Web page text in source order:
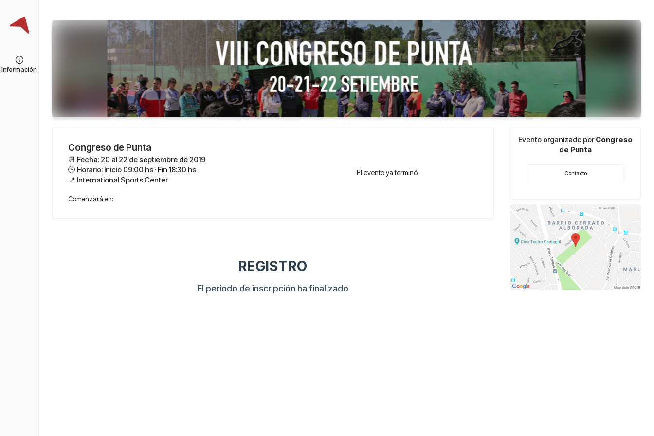
Información
Congreso de Punta
📆 Fecha: 20 al 22 de septiembre de 2019
🕑 Horario: Inicio 09:00 hs · Fin 18:30 hs
📍 International Sports Center
Comenzará en:
El evento ya terminó
REGISTRO
El período de inscripción ha finalizado
Evento organizado porCongreso
de Punta
Contacto